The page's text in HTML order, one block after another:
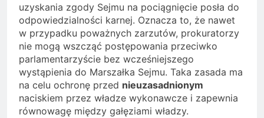
uzyskania zgody Sejmu na pociągnięcie posła do
odpowiedzialności karnej. Oznacza to, że nawet
w przypadku poważnych zarzutów, prokuratorzy
nie mogą wszcząć postępowania przeciwko
parlamentarzyście bez wcześniejszego
wystąpienia do Marszałka Sejmu. Taka zasada ma
na celu ochronę przed nieuzasadnionym
naciskiem przez władze wykonawcze i zapewnia
równowagę między gałęziami władzy.